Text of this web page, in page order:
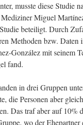
musste diese Studie
Miguel
beteiligt. Durch
Methoden bzw. Daten
González mit seinem
fand.
in drei Gruppen
die Personen aber
Das traf aber auf 10%
wo der